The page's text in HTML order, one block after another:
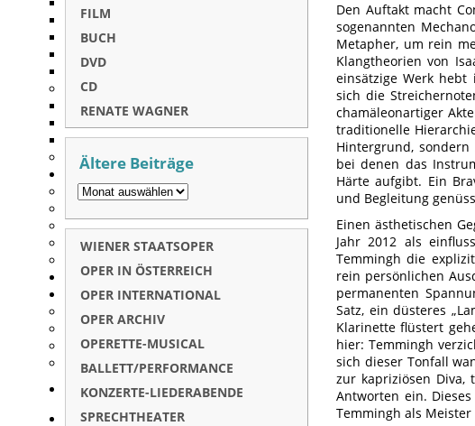
Den Auftakt macht
sogenannten
Metapher, um rein
Klangtheorien von
einsätzige Werk
sich die
chamäleonartiger
traditionelle
Hintergrund,
bei denen das
Härte aufgibt. Ein
und Begleitung
Einen ästhetischen
Jahr 2012 als
Temmingh die
rein persönlichen
permanenten
Satz, ein düsteres
Klarinette flüstert
hier: Temmingh
sich dieser Tonfall
zur kapriziösen Diva,
Antworten ein.
Temmingh als
FILM
BUCH
DVD
CD
RENATE WAGNER
Ältere Beiträge
WIENER STAATSOPER
OPER IN ÖSTERREICH
OPER INTERNATIONAL
OPER ARCHIV
OPERETTE-MUSICAL
BALLETT/PERFORMANCE
KONZERTE-LIEDERABENDE
SPRECHTHEATER